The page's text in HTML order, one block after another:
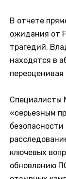
В отчете
ожидания от
трагедий.
находятся в
Специалисты
«серьезным
ключевых
обновлению